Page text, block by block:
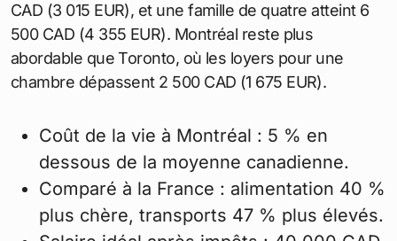
READ Coût de la vie au Canada : un guide pour
les expatriés et voyageurs
CAD (67 EUR) mensuels. Les gyms comme
GoodLife facturent 40 CAD (26,80 EUR) par mois,
mais les parcs publics offrent des alternatives
gratuites. Les impôts sur le revenu provincial varient
de 15 à 25 %, déduits du salaire moyen de 50 120